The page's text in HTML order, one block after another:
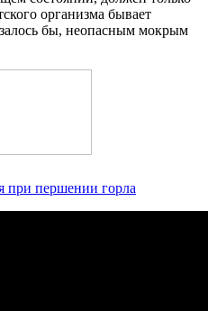
организма бывает
бы, неопасным мокрым
при першении горла